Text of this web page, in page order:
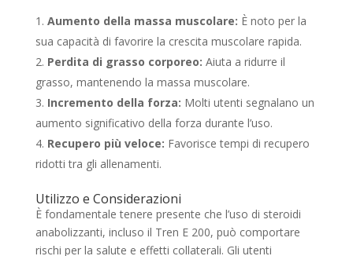
Aumento della massa muscolare: È noto per la
sua capacità di favorire la crescita muscolare rapida.
Perdita di grasso corporeo: Aiuta a ridurre il
grasso, mantenendo la massa muscolare.
Incremento della forza: Molti utenti segnalano un
aumento significativo della forza durante l’uso.
Recupero più veloce: Favorisce tempi di recupero
ridotti tra gli allenamenti.
Utilizzo e Considerazioni
È fondamentale tenere presente che l’uso di steroidi
anabolizzanti, incluso il Tren E 200, può comportare
rischi per la salute e effetti collaterali. Gli utenti